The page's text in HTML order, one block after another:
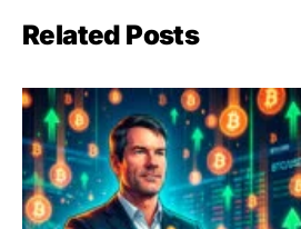
Related Posts